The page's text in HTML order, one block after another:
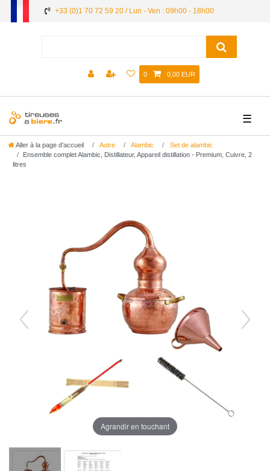
+33 (0)1 70 72 59 20 / Lun - Ven : 09h00 - 18h00
0 0,00 EUR
☰
Aller à la page d’accueil Autre Alambic
Set de alambic
Ensemble complet Alambic, Distillateur, Appareil distillation - Premium, Cuivre, 2
litres
Agrandir en touchant